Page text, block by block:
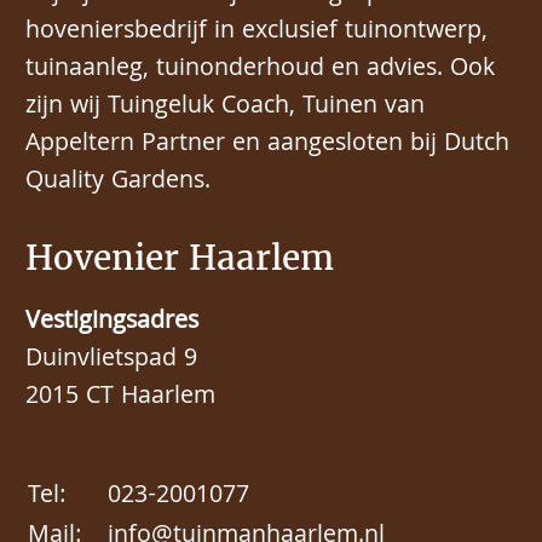
Hovenier Haarlem
Vestigingsadres
Duinvlietspad 9
2015 CT Haarlem
Tel:
023-2001077
hoveniersbedrijf in exclusief tuinontwerp,
tuinaanleg, tuinonderhoud en advies. Ook
zijn wij Tuingeluk Coach, Tuinen van
Appeltern Partner en aangesloten bij Dutch
Quality Gardens.